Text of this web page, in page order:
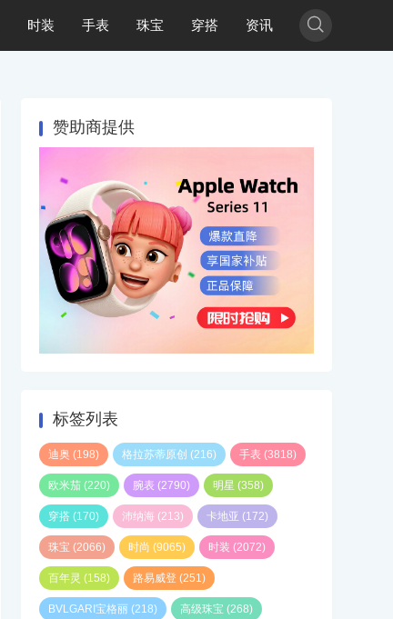
时装 手表 珠宝 穿搭 资讯 
赞助商提供
标签列表
迪奥 (198) 格拉苏蒂原创 (216) 手表 (3818)
欧米茄 (220) 腕表 (2790) 明星 (358)
穿搭 (170) 沛纳海 (213) 卡地亚 (172)
珠宝 (2066) 时尚 (9065) 时装 (2072)
百年灵 (158) 路易威登 (251)
BVLGARI宝格丽 (218) 高级珠宝 (268)